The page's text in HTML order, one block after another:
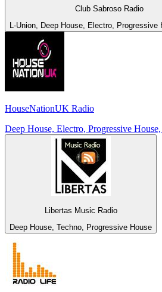
Club Sabroso Radio
L-Union, Deep House, Electro, Progressive
HouseNationUK Radio
Deep House, Electro, Progressive
Libertas Music Radio
Deep House, Techno, Progressive House